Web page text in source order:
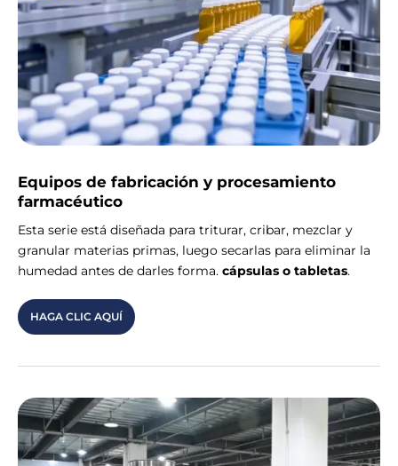
Equipos de fabricación y procesamiento
farmacéutico
Esta serie está diseñada para triturar, cribar, mezclar y
granular materias primas, luego secarlas para eliminar la
humedad antes de darles forma. cápsulas o tabletas.
HAGA CLIC AQUÍ